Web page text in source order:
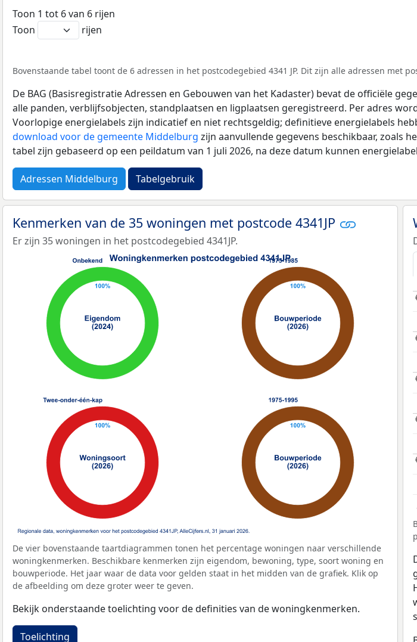
Toon 1 tot 6 van 6 rijen
Toon
rijen
Bovenstaande tabel toont de 6 adressen in het postcodegebied 4341 JP. Dit zijn alle adressen met
De BAG (Basisregistratie Adressen en Gebouwen van het Kadaster) bevat de officiële
alle panden, verblijfsobjecten, standplaatsen en ligplaatsen geregistreerd. Per adres
Voorlopige energielabels zijn indicatief en niet rechtsgeldig; definitieve energielabels
download voor de gemeente Middelburg zijn aanvullende gegevens beschikbaar, zoals
tabel zijn gebaseerd op een peildatum van 1 juli 2026, na deze datum kunnen
Adressen Middelburg Tabelgebruik
Kenmerken van de 35 woningen met postcode 4341JP
Er zijn 35 woningen in het postcodegebied 4341JP.
De vier bovenstaande taartdiagrammen tonen het percentage woningen naar verschillende
woningkenmerken. Beschikbare kenmerken zijn eigendom, bewoning, type, soort woning en
bouwperiode. Het jaar waar de data voor gelden staat in het midden van de grafiek. Klik op
de afbeelding om deze groter weer te geven.
Bekijk onderstaande toelichting voor de definities van de woningkenmerken.
Toelichting